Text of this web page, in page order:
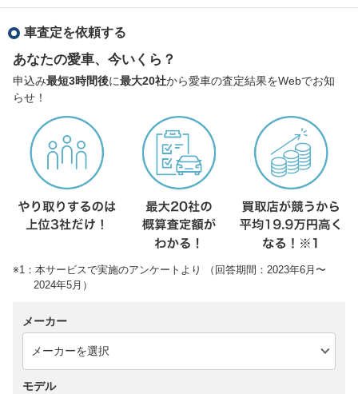
車査定を依頼する
あなたの愛車、今いくら？
申込み最短3時間後に最大20社から愛車の査定結果をWebでお知
らせ！
※1：本サービスで実施のアンケートより （回答期間：2023年6月〜
2024年5月）
メーカー
モデル